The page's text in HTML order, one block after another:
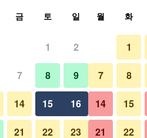
바로 예약
로비
금 토 일
1 2
7 8 9
14 15 16
21 22 23
월 화
1
7 8
14 15
21 22